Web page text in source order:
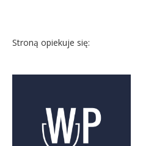
Stroną opiekuje się: